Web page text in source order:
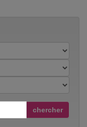
chercher